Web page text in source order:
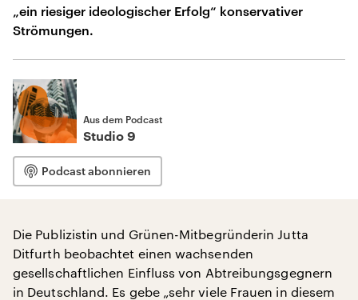
„ein riesiger ideologischer Erfolg“ konservativer
Strömungen.
Aus dem Podcast
Studio 9
Podcast abonnieren
Die Publizistin und Grünen-Mitbegründerin Jutta
Ditfurth beobachtet einen wachsenden
gesellschaftlichen Einfluss von Abtreibungsgegnern
in Deutschland. Es gebe „sehr viele Frauen in diesem